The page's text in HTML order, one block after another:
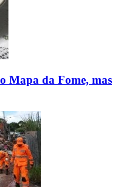
Mapa da Fome, mas